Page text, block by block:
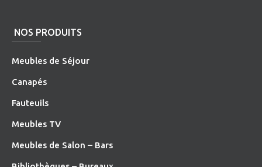
NOS PRODUITS
Meubles de Séjour
Canapés
Fauteuils
Meubles TV
Meubles de Salon – Bars